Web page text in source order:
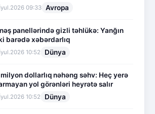
09:33 Avropa
panellərində gizli təhlükə: Yanğın
barədə xəbərdarlıq
10:52 Dünya
dollarlıq nəhəng səhv: Heç yerə
yol görənləri heyrətə salır
10:52 Dünya